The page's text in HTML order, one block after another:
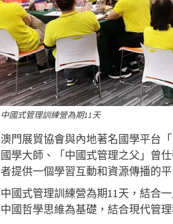
中國式管理訓練營為期11天
澳門展貿協會與內地著名國學平台
國學大師、「中國式管理之父」曾
者提供一個學習互動和資源傳播的平
中國式管理訓練營為期11天，結合
中國哲學思維為基礎，結合現代管